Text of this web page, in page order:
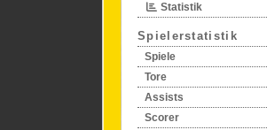
Statistik
Spielerstatistik
Spiele
Tore
Assists
Scorer